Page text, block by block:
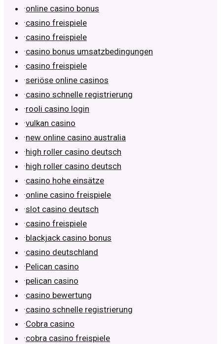
·online casino bonus
·casino freispiele
·casino freispiele
·casino bonus umsatzbedingungen
·casino freispiele
·seriöse online casinos
·casino schnelle registrierung
·rooli casino login
·vulkan casino
·new online casino australia
·high roller casino deutsch
·high roller casino deutsch
·casino hohe einsätze
·online casino freispiele
·slot casino deutsch
·casino freispiele
·blackjack casino bonus
·casino deutschland
·Pelican casino
·pelican casino
·casino bewertung
·casino schnelle registrierung
·Cobra casino
·cobra casino freispiele